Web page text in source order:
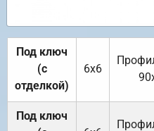
Под ключ
(с
отделкой)
6х6
Под ключ